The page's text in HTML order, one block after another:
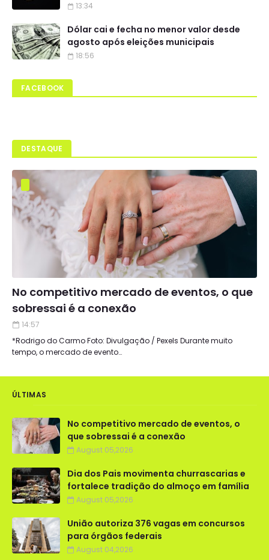
13:34
Dólar cai e fecha no menor valor desde
agosto após eleições municipais
18:56
FACEBOOK
DESTAQUE
No competitivo mercado de eventos, o que
sobressai é a conexão
14:57
*Rodrigo do Carmo Foto: Divulgação / Pexels Durante muito
tempo, o mercado de evento…
ÚLTIMAS
No competitivo mercado de eventos, o
que sobressai é a conexão
August 05,2026
Dia dos Pais movimenta churrascarias e
fortalece tradição do almoço em família
August 05,2026
União autoriza 376 vagas em concursos
para órgãos federais
August 04,2026